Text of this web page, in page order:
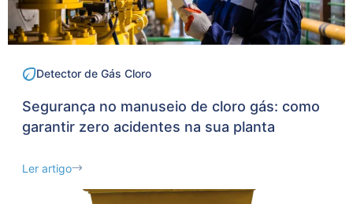
Detector de Gás Cloro
Segurança no manuseio de cloro gás: como
garantir zero acidentes na sua planta
Ler artigo